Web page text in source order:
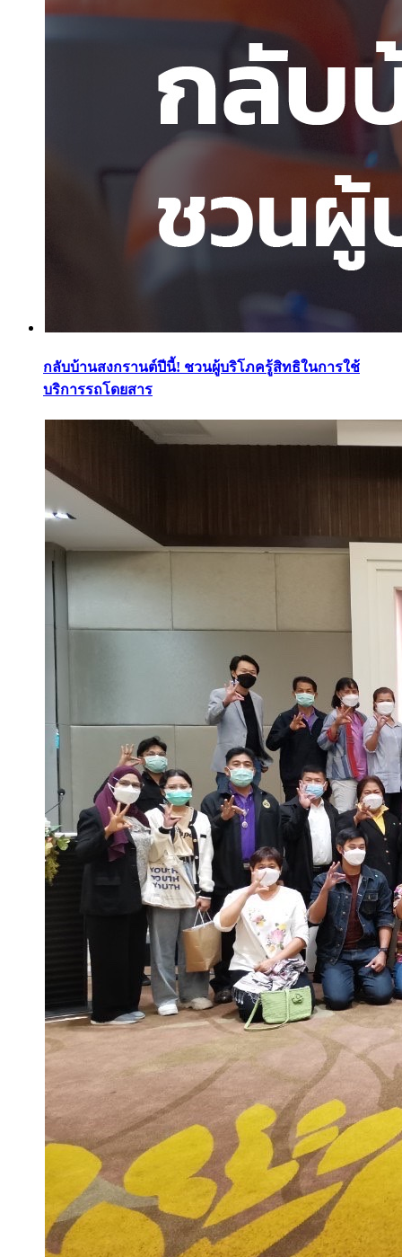
กลับบ้านสงกรานต์ปีนี้! ชวนผู้บริโภครู้สิทธิในการใช้
บริการรถโดยสาร